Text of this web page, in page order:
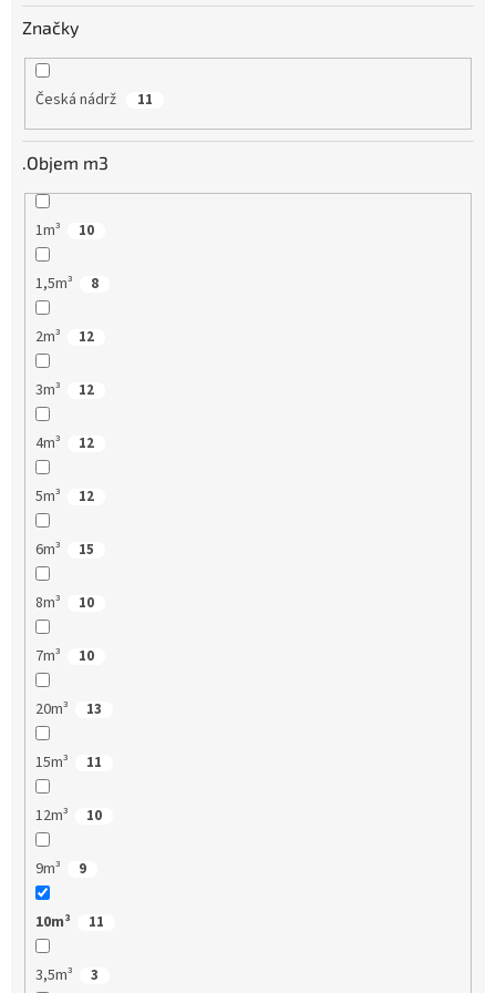
Značky
Česká nádrž 11
.Objem m3
1m³ 10
1,5m³ 8
2m³ 12
3m³ 12
4m³ 12
5m³ 12
6m³ 15
8m³ 10
7m³ 10
20m³ 13
15m³ 11
12m³ 10
9m³ 9
10m³ 11
3,5m³ 3